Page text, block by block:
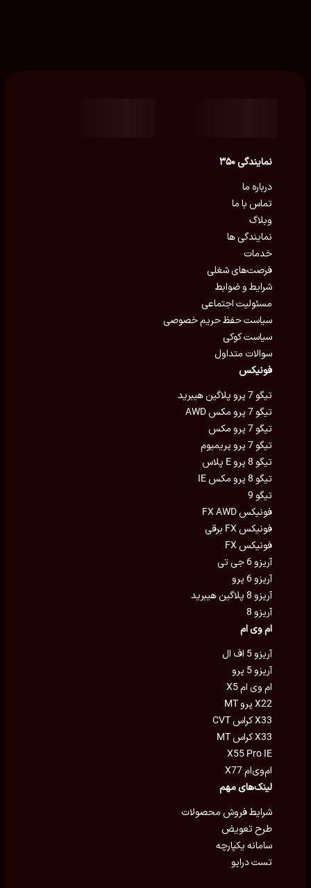
نمایندگی ۳۵۰
درباره ما
تماس با ما
وبلاگ
نمایندگی ها
خدمات
فرصت‌های شغلی
شرایط و ضوابط
مسئولیت اجتماعی
سیاست حفظ حریم خصوصی
سیاست کوکی
سوالات متداول
فونیکس
تیگو 7 پرو پلاگین هیبرید
تیگو 7 پرو مکس AWD
تیگو 7 پرو مکس
تیگو 7 پرو پریمیوم
تیگو 8 پرو E پلاس
تیگو 8 پرو مکس IE
تیگو 9
فونیکس FX AWD
فونیکس FX برقی
فونیکس FX
آریزو 6 جی تی
آریزو 6 پرو
آریزو 8 پلاگین هیبرید
آریزو 8
ام وی ام
آریزو 5 اف ال
آریزو 5 پرو
ام وی ام X5
X22 پرو MT
X33 کراس CVT
X33 کراس MT
X55 Pro IE
ام‌وی‌ام X77
لینک‌های مهم
شرایط فروش محصولات
طرح تعویض
سامانه یکپارچه
تست درایو